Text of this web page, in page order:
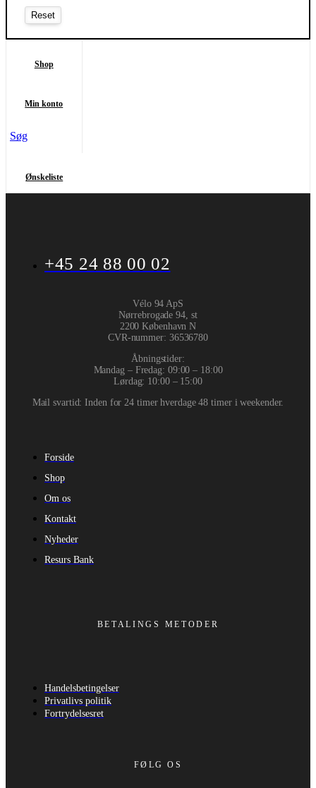
Shop
Min konto
Søg
Ønskeliste
+45 24 88 00 02
Vélo 94 ApS
Nørrebrogade 94, st
2200 København N
CVR-nummer: 36536780
Åbningstider:
Mandag – Fredag: 09:00 – 18:00
Lørdag: 10:00 – 15:00
Mail svartid: Inden for 24 timer hverdage 48 timer i weekender.
Forside
Shop
Om os
Kontakt
Nyheder
Resurs Bank
BETALINGS METODER
Handelsbetingelser
Privatlivs politik
Fortrydelsesret
FØLG OS